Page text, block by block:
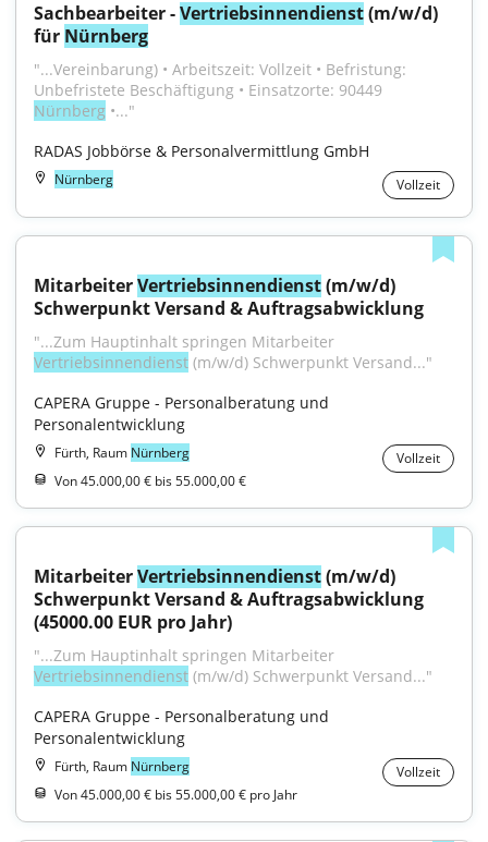
Sachbearbeiter - Vertriebsinnendienst (m/w/d)
für Nürnberg
"...Vereinbarung) • Arbeitszeit: Vollzeit • Befristung:
Nürnberg •..."
RADAS Jobbörse & Personalvermittlung GmbH
Nürnberg Vollzeit
Mitarbeiter Vertriebsinnendienst (m/w/d)
Schwerpunkt Versand & Auftragsabwicklung
Vertriebsinnendienst (m/w/d) Schwerpunkt Versand..."
CAPERA Gruppe - Personalberatung und
Personalentwicklung
Fürth, Raum Nürnberg
Vollzeit
Von 45.000,00 € bis 55.000,00 €
Mitarbeiter Vertriebsinnendienst (m/w/d)
Schwerpunkt Versand & Auftragsabwicklung
(45000.00 EUR pro Jahr)
Vertriebsinnendienst (m/w/d) Schwerpunkt Versand..."
CAPERA Gruppe - Personalberatung und
Personalentwicklung
Fürth, Raum Nürnberg
Vollzeit
Von 45.000,00 € bis 55.000,00 € pro Jahr